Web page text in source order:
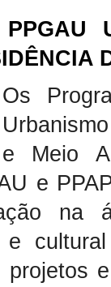
Os
e Meio
e
na
e
projetos